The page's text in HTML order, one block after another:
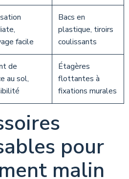
facile
Bacs en
plastique, tiroirs
coulissants
de
au sol,
Étagères
flottantes à
fixations murales
pour
malin